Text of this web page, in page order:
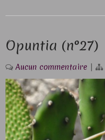
Opuntia (n°27)
Aucun commentaire |